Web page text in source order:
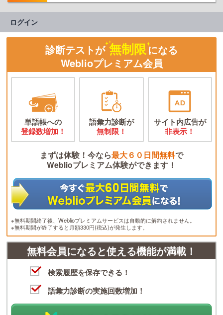
ログイン
診断テストが 無制限になる
Weblioプレミアム会員
単語帳への
登録数増加！
語彙力診断が
無制限！
サイト内広告が
非表示！
まずは体験！今なら最大６０日間無料で
Weblioプレミアム体験ができます！
※無料期間終了後、Weblioプレミアムサービスは自動的に解約されません。
※無料期間が終了すると月額330円(税込)が発生します。
無料会員になると使える機能が満載！
検索履歴を保存できる！
語彙力診断の実施回数増加！